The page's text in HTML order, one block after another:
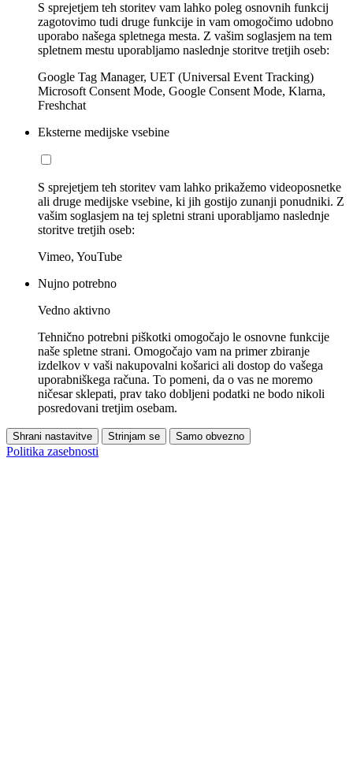
S sprejetjem teh storitev vam lahko poleg osnovnih funkcij
zagotovimo tudi druge funkcije in vam omogočimo udobno
uporabo našega spletnega mesta. Z vašim soglasjem na tem
spletnem mestu uporabljamo naslednje storitve tretjih oseb:
Google Tag Manager, UET (Universal Event Tracking)
Microsoft Consent Mode, Google Consent Mode, Klarna,
Freshchat
Eksterne medijske vsebine
S sprejetjem teh storitev vam lahko prikažemo videoposnetke
ali druge medijske vsebine, ki jih gostijo zunanji ponudniki. Z
vašim soglasjem na tej spletni strani uporabljamo naslednje
storitve tretjih oseb:
Vimeo, YouTube
Nujno potrebno
Vedno aktivno
Tehnično potrebni piškotki omogočajo le osnovne funkcije
naše spletne strani. Omogočajo vam na primer zbiranje
izdelkov v vaši nakupovalni košarici ali dostop do vašega
uporabniškega računa. To pomeni, da o vas ne moremo
ničesar sklepati, prav tako dobljeni podatki ne bodo nikoli
posredovani tretjim osebam.
Shrani nastavitve Strinjam se Samo obvezno
Politika zasebnosti